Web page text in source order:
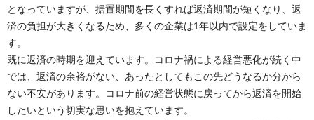
となっていますが、据置期間を長くすれば返済期間が短くなり、返
済の負担が大きくなるため、多くの企業は1年以内で設定をしていま
す。
既に返済の時期を迎えています。コロナ禍による経営悪化が続く中
では、返済の余裕がない、あったとしてもこの先どうなるか分から
ない不安があります。コロナ前の経営状態に戻ってから返済を開始
したいという切実な思いを抱えています。